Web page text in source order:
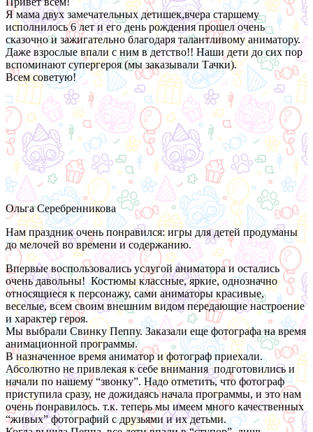
Я мама двух замечательных детишек,вчера старшему
исполнилось 6 лет и его день рождения прошел очень
сказочно и зажигательно благодаря талантливому аниматору.
Даже взрослые впали с ним в детство!! Наши дети до сих пор
вспоминают супергероя (мы заказывали Тачки).
Всем советую!
Ольга Серебренникова
Нам праздник очень понравился: игры для детей продуманы
до мелочей во времени и содержанию.
Впервые воспользовались услугой аниматора и остались
очень давольны! Костюмы классные, яркие, однозначно
относящиеся к персонажу, сами аниматоры красивые,
веселые, всем своим внешним видом передающие настроение
и характер героя.
Мы выбрали Свинку Пеппу. Заказали еще фотографа на время
анимационной программы.
В назначенное время аниматор и фотограф приехали.
Абсолютно не привлекая к себе внимания подготовились и
начали по нашему “звонку”. Надо отметить, что фотограф
приступила сразу, не дожидаясь начала программы, и это нам
очень понравилось. т.к. теперь мы имеем много качественных
“живых” фотографий с друзьями и их детьми.